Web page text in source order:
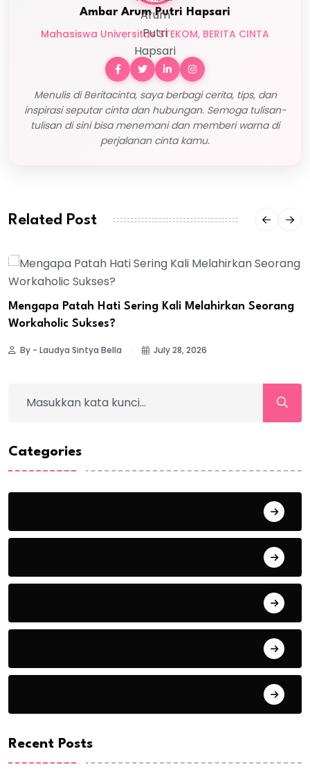
Ambar Arum Putri Hapsari
Mahasiswa Universitas STEKOM, BERITA CINTA
Menulis di Beritacinta, saya berbagi cerita, tips, dan
inspirasi seputar cinta dan hubungan. Semoga tulisan-
tulisan di sini bisa menemani dan memberi warna di
perjalanan cinta kamu.
Related Post
Mengapa Patah Hati Sering Kali Melahirkan Seorang
Workaholic Sukses?
By - Laudya Sintya Bella July 28, 2026
Categories
Recent Posts